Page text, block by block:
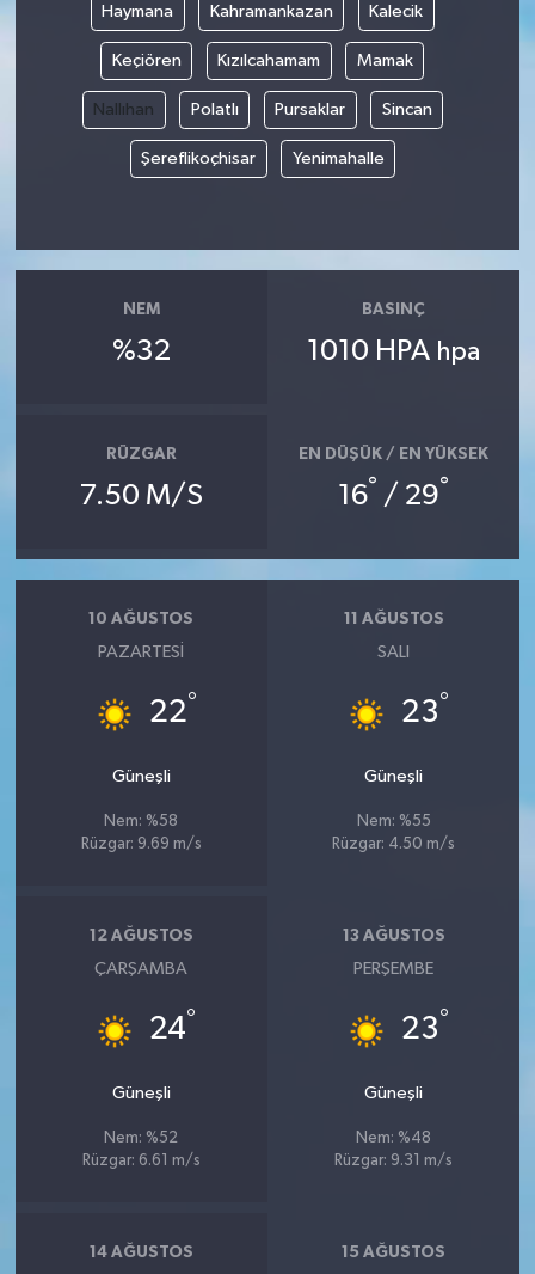
Haymana Kahramankazan Kalecik
Keçiören Kızılcahamam Mamak
Nallıhan Polatlı Pursaklar Sincan
Şereflikoçhisar Yenimahalle
NEM
%32
BASINÇ
1010 HPA hpa
RÜZGAR
7.50 M/S
EN DÜŞÜK / EN YÜKSEK
16° / 29°
10 AĞUSTOS
PAZARTESI
22°
Güneşli
Nem: %58
Rüzgar: 9.69 m/s
11 AĞUSTOS
SALI
23°
Güneşli
Nem: %55
Rüzgar: 4.50 m/s
12 AĞUSTOS
ÇARŞAMBA
24°
Güneşli
Nem: %52
Rüzgar: 6.61 m/s
13 AĞUSTOS
PERŞEMBE
23°
Güneşli
Nem: %48
Rüzgar: 9.31 m/s
14 AĞUSTOS 15 AĞUSTOS